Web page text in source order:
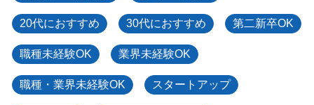
20代におすすめ 30代におすすめ 第二新卒OK
職種未経験OK 業界未経験OK
職種・業界未経験OK スタートアップ